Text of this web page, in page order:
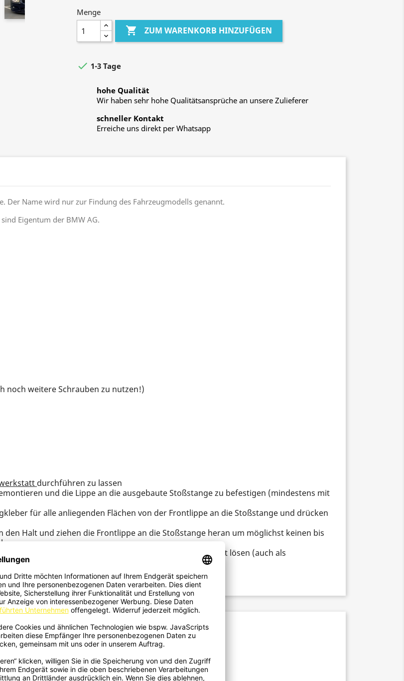
Menge
 ZUM WARENKORB HINZUFÜGEN
 1-3 Tage
hohe Qualität
Wir haben sehr hohe Qualitätsansprüche an unsere Zulieferer
schneller Kontakt
Erreiche uns direkt per Whatsapp
Der Name wird nur zur Findung des Fahrzeugmodells genannt.
Eigentum der BMW AG.
noch weitere Schrauben zu nutzen!)
durchführen zu lassen
und die Lippe an die ausgebaute Stoßstange zu befestigen (mindestens mit
für alle anliegenden Flächen von der Frontlippe an die Stoßstange und drücken
den Halt und ziehen die Frontlippe an die Stoßstange heran um möglichst keinen bis
mit selbstsichernden Muttern ab, damit sich diese nicht lösen (auch als
gerne zur Verfügung
Kamen